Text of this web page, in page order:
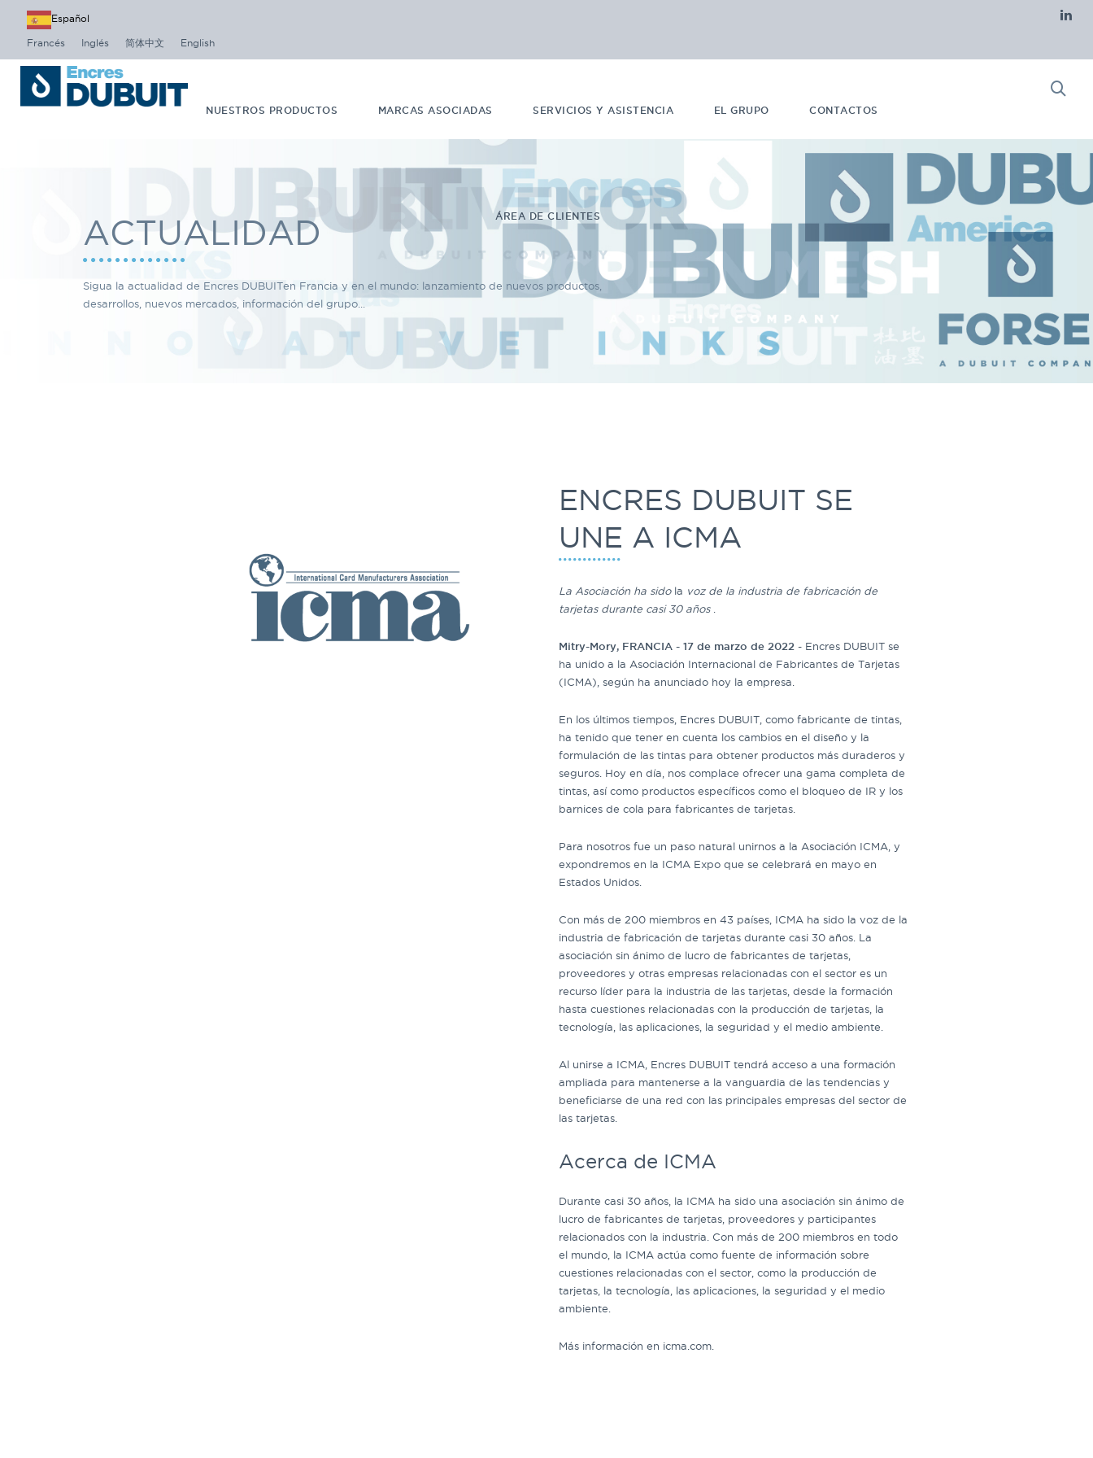
Español
Francés Inglés 简体中文 English
NUESTROS PRODUCTOS MARCAS ASOCIADAS SERVICIOS Y ASISTENCIA EL GRUPO CONTACTOS
ÁREA DE CLIENTES
ACTUALIDAD
Sigua la actualidad de Encres DUBUITen Francia y en el mundo: lanzamiento de nuevos productos,
desarrollos, nuevos mercados, información del grupo...
ENCRES DUBUIT SE
UNE A ICMA
La Asociación ha sido la voz de la industria de fabricación de
tarjetas durante casi 30 años
Mitry-Mory, FRANCIA - 17 de marzo de 2022 - Encres DUBUIT se
ha unido a la Asociación Internacional de Fabricantes de Tarjetas
(ICMA), según ha anunciado hoy la empresa.
En los últimos tiempos, Encres DUBUIT, como fabricante de tintas,
ha tenido que tener en cuenta los cambios en el diseño y la
formulación de las tintas para obtener productos más duraderos y
seguros. Hoy en día, nos complace ofrecer una gama completa de
tintas, así como productos específicos como el bloqueo de IR y los
barnices de cola para fabricantes de tarjetas.
Para nosotros fue un paso natural unirnos a la Asociación ICMA, y
expondremos en la ICMA Expo que se celebrará en mayo en
Estados Unidos.
Con más de 200 miembros en 43 países, ICMA ha sido la voz de la
industria de fabricación de tarjetas durante casi 30 años. La
asociación sin ánimo de lucro de fabricantes de tarjetas,
proveedores y otras empresas relacionadas con el sector es un
recurso líder para la industria de las tarjetas, desde la formación
hasta cuestiones relacionadas con la producción de tarjetas, la
tecnología, las aplicaciones, la seguridad y el medio ambiente.
Al unirse a ICMA, Encres DUBUIT tendrá acceso a una formación
ampliada para mantenerse a la vanguardia de las tendencias y
beneficiarse de una red con las principales empresas del sector de
las tarjetas.
Acerca de ICMA
Durante casi 30 años, la ICMA ha sido una asociación sin ánimo de
lucro de fabricantes de tarjetas, proveedores y participantes
relacionados con la industria. Con más de 200 miembros en todo
el mundo, la ICMA actúa como fuente de información sobre
cuestiones relacionadas con el sector, como la producción de
tarjetas, la tecnología, las aplicaciones, la seguridad y el medio
ambiente.
Más información en icma.com.